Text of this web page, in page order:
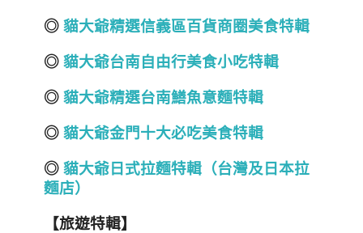
◎ 貓大爺精選信義區百貨商圈美食特輯
◎ 貓大爺台南自由行美食小吃特輯
◎ 貓大爺精選台南鱔魚意麵特輯
◎ 貓大爺金門十大必吃美食特輯
◎ 貓大爺日式拉麵特輯（台灣及日本拉
麵店）
【旅遊特輯】